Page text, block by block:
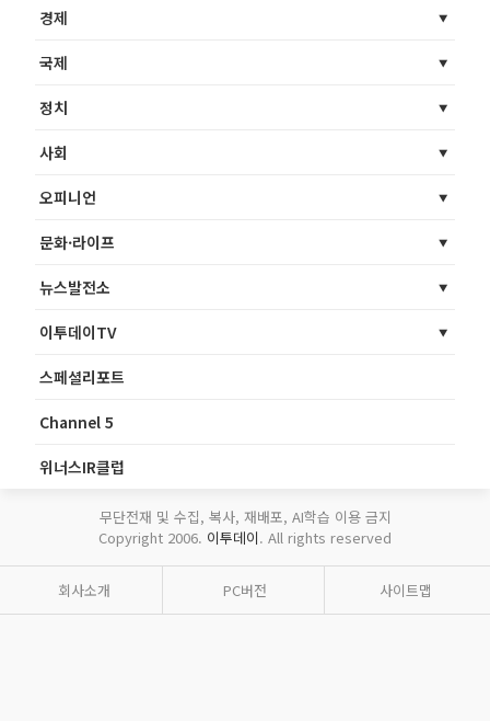
경제
국제
정치
사회
오피니언
문화·라이프
뉴스발전소
이투데이TV
스페셜리포트
Channel 5
위너스IR클럽
무단전재 및 수집, 복사, 재배포, AI학습 이용 금지
Copyright 2006. 이투데이. All rights reserved
회사소개 PC버전 사이트맵